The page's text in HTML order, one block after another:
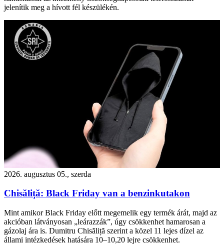
jelenítik meg a hívott fél készülékén.
2026. augusztus 05., szerda
Chisăliță: Black Friday van a benzinkutakon
Mint amikor Black Friday előtt megemelik egy termék árát, majd az
akcióban látványosan „leárazzák”, úgy csökkenhet hamarosan a
gázolaj ára is. Dumitru Chisăliță szerint a közel 11 lejes dízel az
állami intézkedések hatására 10–10,20 lejre csökkenhet.